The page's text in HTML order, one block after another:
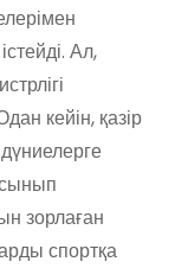
Ал,
кейін, қазір
зорлаған
спортқа